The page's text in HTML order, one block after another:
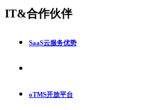
IT&合作伙伴
SaaS云服务优势
oTMS开放平台